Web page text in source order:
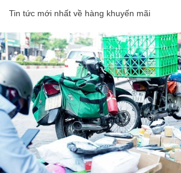
Tin tức mới nhất về hàng khuyến mãi